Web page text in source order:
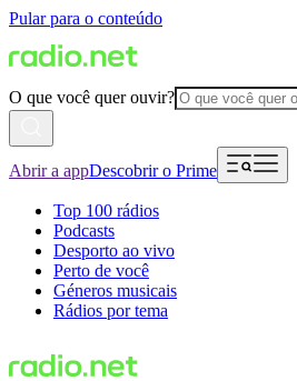
Pular para o conteúdo
O que você quer ouvir?
Abrir a appDescobrir o Prime
Top 100 rádios
Podcasts
Desporto ao vivo
Perto de você
Géneros musicais
Rádios por tema